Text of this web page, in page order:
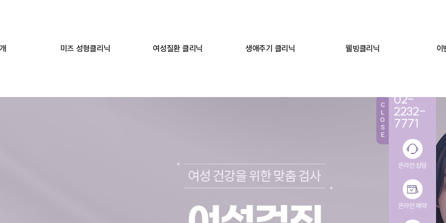
미즈 성형클리닉 여성질환 클리닉 생애주기 클리닉 웰빙클리닉 이
C
L
O
S
E
02-
2232-
7771
온라인 상담
온라인 예약